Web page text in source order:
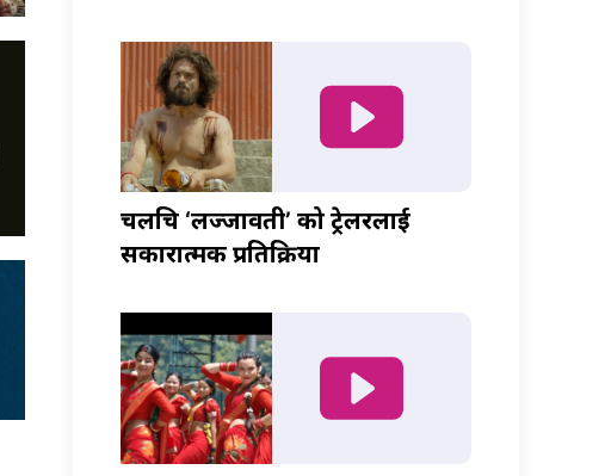
चलचित्र ‘लज्जावती’ को ट्रेलरलाई
सकारात्मक प्रतिक्रिया